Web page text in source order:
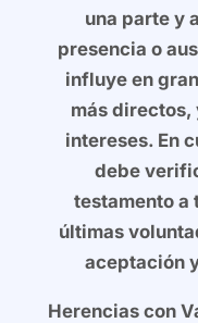
una parte y
presencia o
influye en
más directos,
intereses. En
debe
testamento
últimas
aceptación
Herencias con